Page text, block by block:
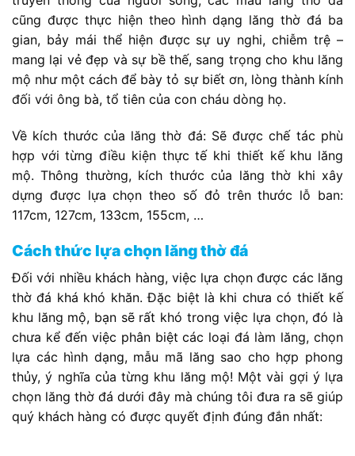
cũng được thực hiện theo hình dạng lăng thờ đá ba
gian, bảy mái thể hiện được sự uy nghi, chiễm trệ –
mang lại vẻ đẹp và sự bề thế, sang trọng cho khu lăng
mộ như một cách để bày tỏ sự biết ơn, lòng thành kính
đối với ông bà, tổ tiên của con cháu dòng họ.
Về kích thước của lăng thờ đá: Sẽ được chế tác phù
hợp với từng điều kiện thực tế khi thiết kế khu lăng
mộ. Thông thường, kích thước của lăng thờ khi xây
dựng được lựa chọn theo số đỏ trên thước lỗ ban:
117cm, 127cm, 133cm, 155cm, …
Cách thức lựa chọn lăng thờ đá
Đối với nhiều khách hàng, việc lựa chọn được các lăng
thờ đá khá khó khăn. Đặc biệt là khi chưa có thiết kế
khu lăng mộ, bạn sẽ rất khó trong việc lựa chọn, đó là
chưa kể đến việc phân biệt các loại đá làm lăng, chọn
lựa các hình dạng, mẫu mã lăng sao cho hợp phong
thủy, ý nghĩa của từng khu lăng mộ! Một vài gợi ý lựa
chọn lăng thờ đá dưới đây mà chúng tôi đưa ra sẽ giúp
quý khách hàng có được quyết định đúng đắn nhất: